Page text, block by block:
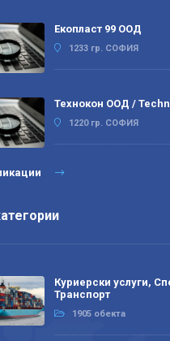
Екопласт 99 ООД
1233 гр. СОФИЯ
Технокон ООД /
1220 гр. СОФИЯ
Куриерски услуги,
Транспорт
1905 обекта